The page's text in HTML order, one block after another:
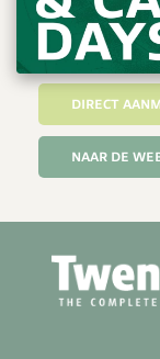
bestsellers én
voor The
DIRECT
NAAR DE